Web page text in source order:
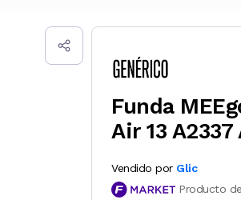
Funda
Air 13 A2337
Vendido por Glic
Producto